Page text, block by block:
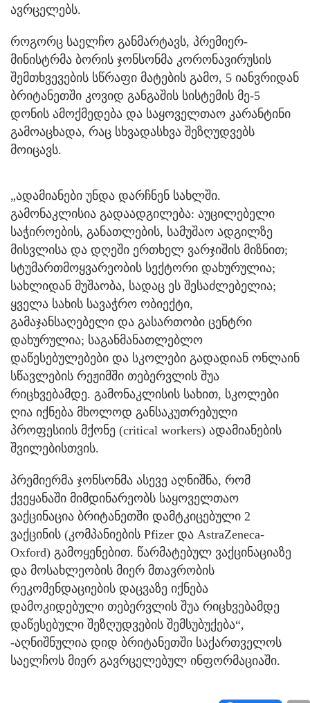
ავრცელებს.
როგორც საელჩო განმარტავს, პრემიერ-
მინისტრმა ბორის ჯონსონმა კორონავირუსის
შემთხვევების სწრაფი მატების გამო, 5 იანვრიდან
ბრიტანეთში კოვიდ განგაშის სისტემის მე-5
დონის ამოქმედება და საყოველთაო კარანტინი
გამოაცხადა, რაც სხვადასხვა შეზღუდვებს
მოიცავს.
„ადამიანები უნდა დარჩნენ სახლში.
გამონაკლისია გადაადგილება: აუცილებელი
საჭიროების, განათლების, სამუშაო ადგილზე
მისვლისა და დღეში ერთხელ ვარჯიშის მიზნით;
სტუმართმოყვარეობის სექტორი დახურულია;
სახლიდან მუშაობა, სადაც ეს შესაძლებელია;
ყველა სახის სავაჭრო ობიექტი,
გამაჯანსაღებელი და გასართობი ცენტრი
დახურულია; საგანმანათლებლო
დაწესებულებები და სკოლები გადადიან ონლაინ
სწავლების რეჟიმში თებერვლის შუა
რიცხვებამდე. გამონაკლისის სახით, სკოლები
ღია იქნება მხოლოდ განსაკუთრებული
პროფესიის მქონე (critical workers) ადამიანების
შვილებისთვის.
პრემიერმა ჯონსონმა ასევე აღნიშნა, რომ
ქვეყანაში მიმდინარეობს საყოველთაო
ვაქცინაცია ბრიტანეთში დამტკიცებული 2
ვაქცინის (კომპანიების Pfizer და AstraZeneca-
Oxford) გამოყენებით. წარმატებულ ვაქცინაციაზე
და მოსახლეობის მიერ მთავრობის
რეკომენდაციების დაცვაზე იქნება
დამოკიდებული თებერვლის შუა რიცხვებამდე
დაწესებული შეზღუდვების შემსუბუქება“,
-აღნიშნულია დიდ ბრიტანეთში საქართველოს
საელჩოს მიერ გავრცელებულ ინფორმაციაში.